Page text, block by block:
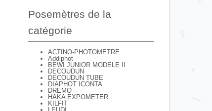
Posemètres de la
catégorie
ACTINO-PHOTOMETRE
Addiphot
BEWI JUNIOR MODELE II
DECOUDUN
DECOUDUN TUBE
DIAPHOT ICONTA
DREMO
HAKA EXPOMETER
KILFIT